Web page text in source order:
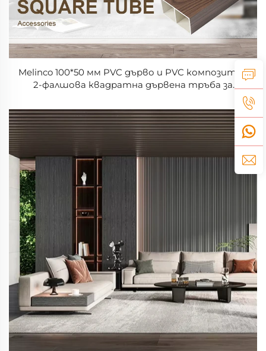
Melinco 100*50 мм PVC дърво и PVC композитна
2-фалшова квадратна дървена тръба за